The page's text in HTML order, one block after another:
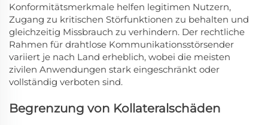
Konformitätsmerkmale helfen legitimen Nutzern,
Zugang zu kritischen Störfunktionen zu behalten und
gleichzeitig Missbrauch zu verhindern. Der rechtliche
Rahmen für drahtlose Kommunikationsstörsender
variiert je nach Land erheblich, wobei die meisten
zivilen Anwendungen stark eingeschränkt oder
vollständig verboten sind.
Begrenzung von Kollateralschäden